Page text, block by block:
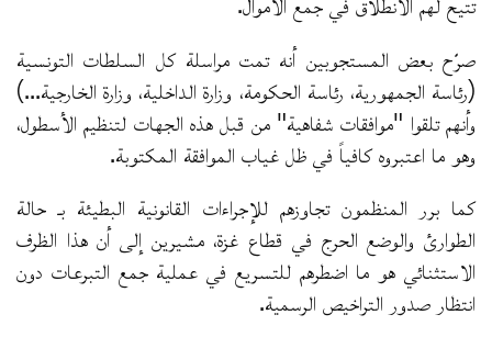
صرّح بعض المستجوبين أنه تمت مراسلة كل السلطات التونسية
(رئاسة الجمهورية، رئاسة الحكومة، وزارة الداخلية، وزارة الخارجية...)
وأنهم تلقوا "موافقات شفاهية" من قبل هذه الجهات لتنظيم الأسطول،
وهو ما اعتبروه كافياً في ظل غياب الموافقة المكتوبة.
كما برر المنظمون تجاوزهم للإجراءات القانونية البطيئة بـ حالة
الطوارئ والوضع الحرج في قطاع غزة، مشيرين إلى أن هذا الظرف
الاستثنائي هو ما اضطرهم للتسريع في عملية جمع التبرعات دون
انتظار صدور التراخيص الرسمية.